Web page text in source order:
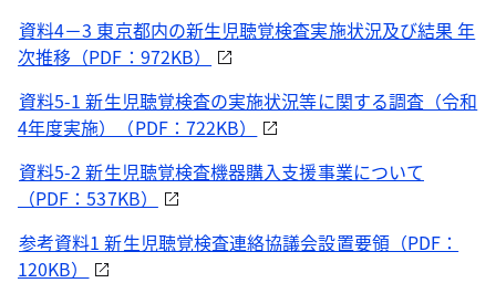
資料4－3 東京都内の新生児聴覚検査実施状況及び結果 年
次推移（PDF：972KB）
資料5-1 新生児聴覚検査の実施状況等に関する調査（令和
4年度実施）（PDF：722KB）
資料5-2 新生児聴覚検査機器購入支援事業について
（PDF：537KB）
参考資料1 新生児聴覚検査連絡協議会設置要領（PDF：
120KB）